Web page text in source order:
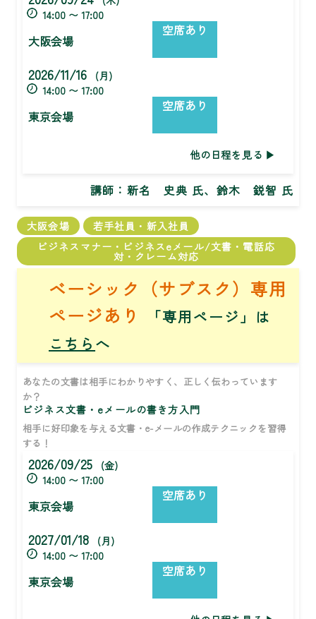
14:00 〜 17:00
大阪会場
空席あり
2026/11/16
(月)
14:00 〜 17:00
東京会場
空席あり
他の日程を見る
講師： 新名 史典 氏、鈴木 鋭智 氏
大阪会場
若手社員・新入社員
ビジネスマナー・ビジネスeメール/文書・電話応
対・クレーム対応
ベーシック（サブスク）専用
ページあり
「専用ページ」は
こちら へ
あなたの文書は相手にわかりやすく、正しく伝わっています
か？
ビジネス文書・eメールの書き方入門
相手に好印象を与える文書・e-メールの作成テクニックを習得
する！
2026/09/25
(金)
14:00 〜 17:00
東京会場
空席あり
2027/01/18
(月)
14:00 〜 17:00
東京会場
空席あり